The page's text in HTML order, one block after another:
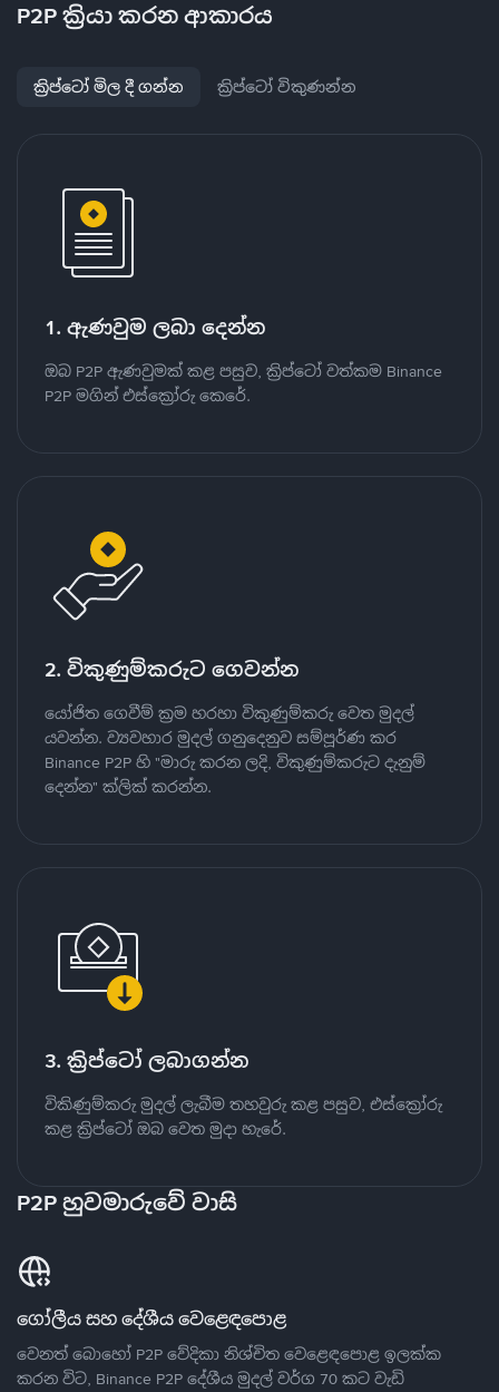
P2P ක්‍රියා කරන ආකාරය
ක්‍රිප්ටෝ මිල දී ගන්න ක්‍රිප්ටෝ විකුණන්න
1. ඇණවුම ලබා දෙන්න
ඔබ P2P ඇණවුමක් කළ පසුව, ක්‍රිප්ටෝ වත්කම Binance
P2P මගින් එස්ක්‍රෝරු කෙරේ.
2. විකුණුම්කරුට ගෙවන්න
යෝජිත ගෙවීම් ක්‍රම හරහා විකුණුම්කරු වෙත මුදල්
යවන්න. ව්‍යවහාර මුදල් ගනුදෙනුව සම්පූර්ණ කර
Binance P2P හි "මාරු කරන ලදි, විකුණුම්කරුට දැනුම්
දෙන්න" ක්ලික් කරන්න.
3. ක්‍රිප්ටෝ ලබාගන්න
විකිණුම්කරු මුදල් ලැබීම තහවුරු කළ පසුව, එස්ක්‍රෝරු
කළ ක්‍රිප්ටෝ ඔබ වෙත මුදා හැරේ.
P2P හුවමාරුවේ වාසි
ගෝලීය සහ දේශීය වෙළෙඳපොළ
වෙනත් බොහෝ P2P වේදිකා නිශ්චිත වෙළෙඳපොළ ඉලක්ක
කරන විට, Binance P2P දේශීය මුදල් වර්ග 70 කට වැඩි